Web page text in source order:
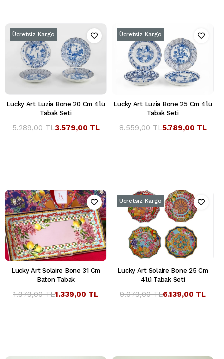
Lucky Art Luzia Bone 20 Cm 4'lü
Tabak Seti
3.579,00 TL
5.289,00 TL
Ücretsiz Kargo
Lucky Art Luzia Bone 25 Cm 4'lü
Tabak Seti
5.789,00 TL
8.559,00 TL
Ücretsiz Kargo
Lucky Art Solaire Bone 31 Cm
Baton Tabak
1.339,00 TL
1.979,00 TL
Lucky Art Solaire Bone 25 Cm
4'lü Tabak Seti
6.139,00 TL
9.079,00 TL
Ücretsiz Kargo